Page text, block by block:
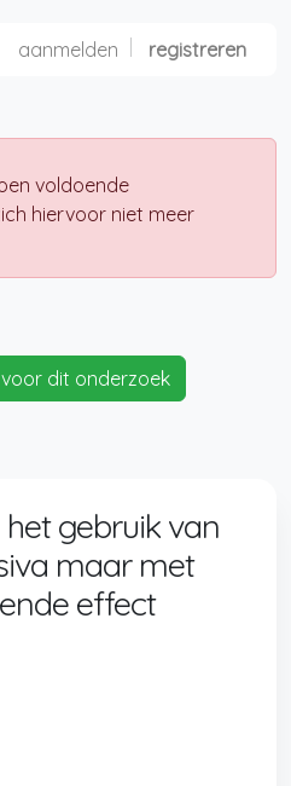
aanmelden registreren
voldoende
hiervoor niet meer
dit onderzoek
gebruik van
maar met
effect